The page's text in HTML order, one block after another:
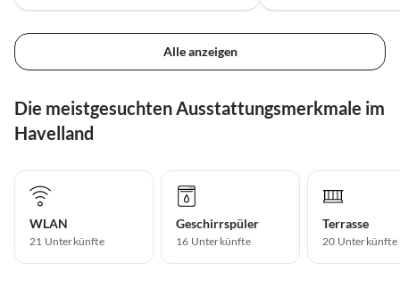
Alle anzeigen
Die meistgesuchten Ausstattungsmerkmale im
Havelland
WLAN
21 Unterkünfte
Geschirrspüler
16 Unterkünfte
Terrasse
20 Unterkünfte